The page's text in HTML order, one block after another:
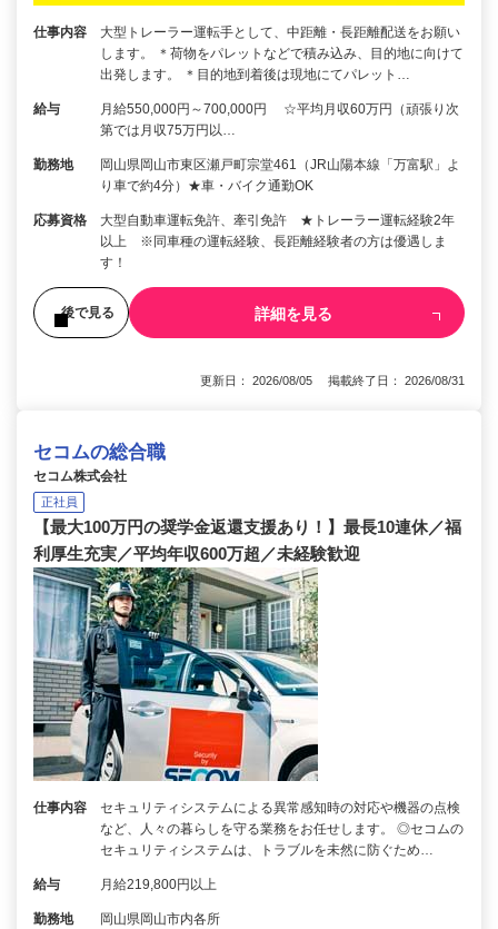
仕事内容
大型トレーラー運転手として、中距離・長距離配送をお願い
します。 ＊荷物をパレットなどで積み込み、目的地に向けて
出発します。 ＊目的地到着後は現地にてパレット…
給与
月給550,000円～700,000円 ☆平均月収60万円（頑張り次
第では月収75万円以…
勤務地
岡山県岡山市東区瀬戸町宗堂461（JR山陽本線「万富駅」よ
り車で約4分）★車・バイク通勤OK
応募資格
大型自動車運転免許、牽引免許 ★トレーラー運転経験2年
以上 ※同車種の運転経験、長距離経験者の方は優遇しま
す！
後で見る 詳細を見る
更新日： 2026/08/05 掲載終了日： 2026/08/31
セコムの総合職
セコム株式会社
正社員
【最大100万円の奨学金返還支援あり！】最長10連休／福
利厚生充実／平均年収600万超／未経験歓迎
仕事内容
セキュリティシステムによる異常感知時の対応や機器の点検
など、人々の暮らしを守る業務をお任せします。 ◎セコムの
セキュリティシステムは、トラブルを未然に防ぐため…
給与 月給219,800円以上
勤務地 岡山県岡山市内各所